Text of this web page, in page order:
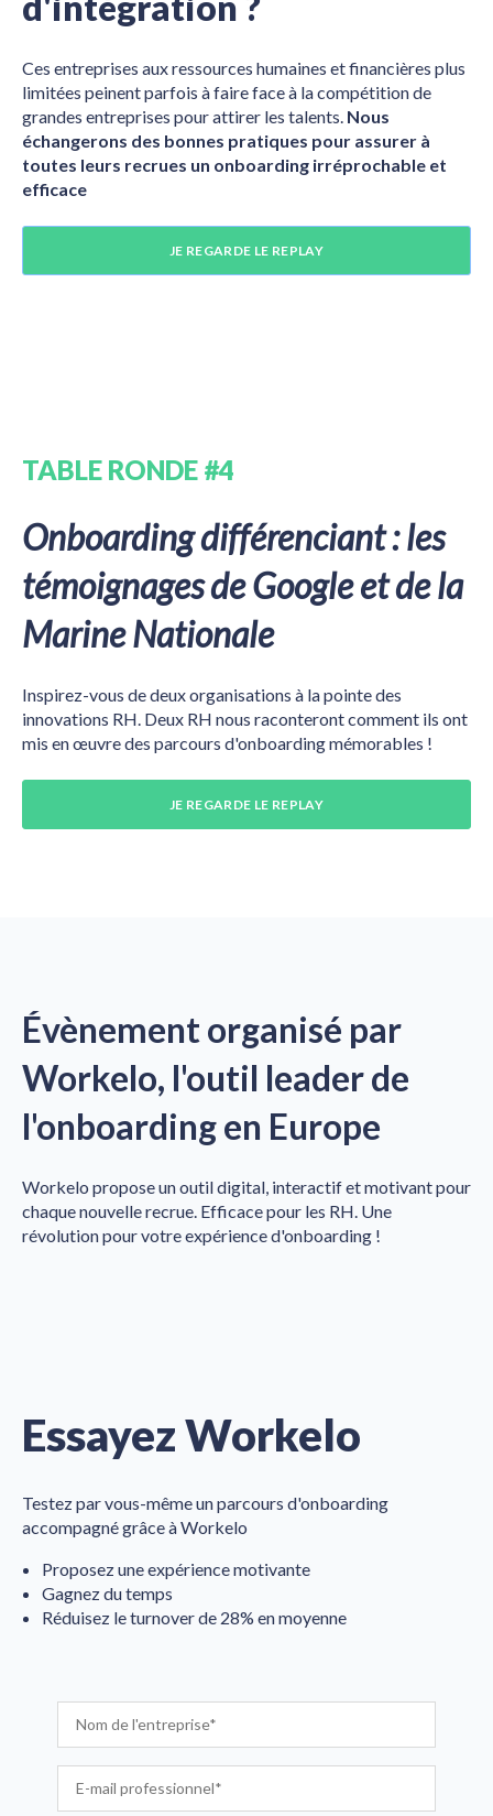
Ces entreprises aux ressources humaines et financières plus
limitées peinent parfois à faire face à la compétition de
grandes entreprises pour attirer les talents. Nous
échangerons des bonnes pratiques pour assurer à
toutes leurs recrues un onboarding irréprochable et
efficace
JE REGARDE LE REPLAY
TABLE RONDE #4
Onboarding différenciant : les
témoignages de Google et de la
Marine Nationale
Inspirez-vous de deux organisations à la pointe des
innovations RH. Deux RH nous raconteront comment ils ont
mis en œuvre des parcours d'onboarding mémorables !
JE REGARDE LE REPLAY
Évènement organisé par
Workelo, l'outil leader de
l'onboarding en Europe
Workelo propose un outil digital, interactif et motivant pour
chaque nouvelle recrue. Efficace pour les RH. Une
révolution pour votre expérience d'onboarding !
Essayez Workelo
Testez par vous-même un parcours d'onboarding
accompagné grâce à Workelo
Proposez une expérience motivante
Gagnez du temps
Réduisez le turnover de 28% en moyenne